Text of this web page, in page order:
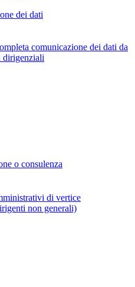
dei dati
comunicazione dei dati da
dirigenziali
o consulenza
di vertice
non generali)